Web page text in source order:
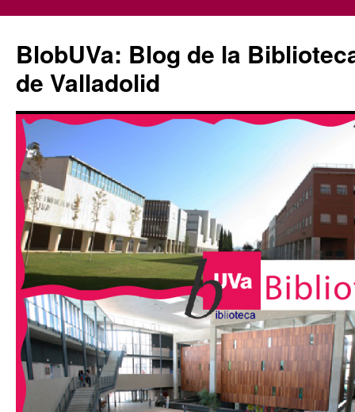
contenido
BlobUVa: Blog de la
de Valladolid